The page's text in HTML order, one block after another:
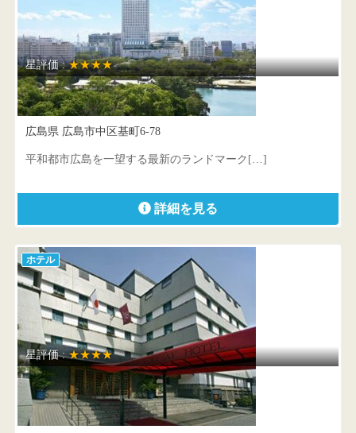
星評価 :★★★★
リーガロイヤルホテル広島
広島県 広島市中区基町6-78
平和都市広島を一望する最新のランドマーク[…]
詳細を見る
ホテル
星評価 :★★★★
倉敷国際ホテル
岡山県 倉敷市中央1-1-44